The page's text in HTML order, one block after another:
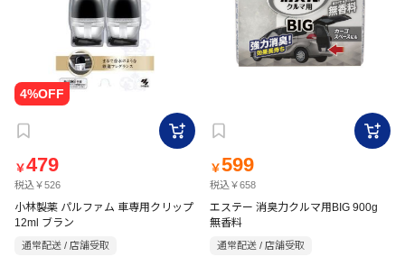
￥479
税込￥526
小林製薬 パルファム 車専用クリップ
12ml ブラン
通常配送 / 店舗受取
￥599
税込￥658
エステー 消臭力クルマ用BIG 900g
無香料
通常配送 / 店舗受取